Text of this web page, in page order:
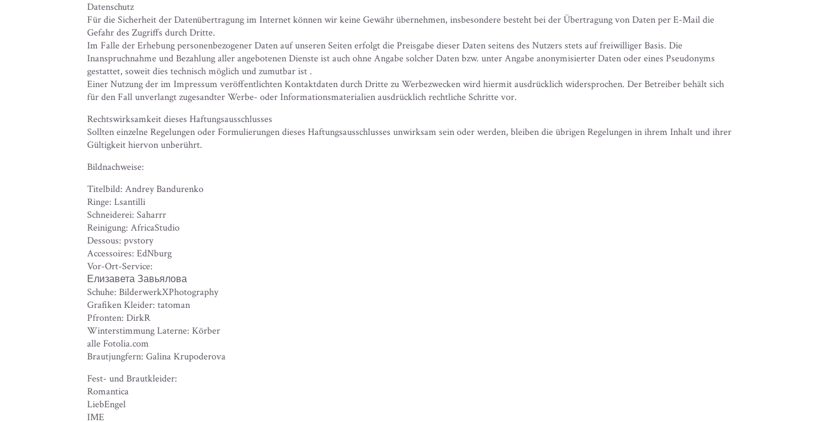
Datenschutz
Für die Sicherheit der Datenübertragung im Internet können wir keine Gewähr übernehmen, insbesondere besteht bei der Übertragung von Daten per E-Mail die
Gefahr des Zugriffs durch Dritte.
Im Falle der Erhebung personenbezogener Daten auf unseren Seiten erfolgt die Preisgabe dieser Daten seitens des Nutzers stets auf freiwilliger Basis. Die
Inanspruchnahme und Bezahlung aller angebotenen Dienste ist auch ohne Angabe solcher Daten bzw. unter Angabe anonymisierter Daten oder eines Pseudonyms
gestattet, soweit dies technisch möglich und zumutbar ist .
Einer Nutzung der im Impressum veröffentlichten Kontaktdaten durch Dritte zu Werbezwecken wird hiermit ausdrücklich widersprochen. Der Betreiber behält sich
für den Fall unverlangt zugesandter Werbe- oder Informationsmaterialien ausdrücklich rechtliche Schritte vor.
Rechtswirksamkeit dieses Haftungsausschlusses
Sollten einzelne Regelungen oder Formulierungen dieses Haftungsausschlusses unwirksam sein oder werden, bleiben die übrigen Regelungen in ihrem Inhalt und ihrer
Gültigkeit hiervon unberührt.
Bildnachweise:
Titelbild: Andrey Bandurenko
Ringe: Lsantilli
Schneiderei: Saharrr
Reinigung: AfricaStudio
Dessous: pvstory
Accessoires: EdNburg
Vor-Ort-Service:
Елизавета Завьялова
Schuhe: BilderwerkXPhotography
Grafiken Kleider: tatoman
Pfronten: DirkR
Winterstimmung Laterne: Körber
alle Fotolia.com
Brautjungfern: Galina Krupoderova
Fest- und Brautkleider:
Romantica
LiebEngel
IME